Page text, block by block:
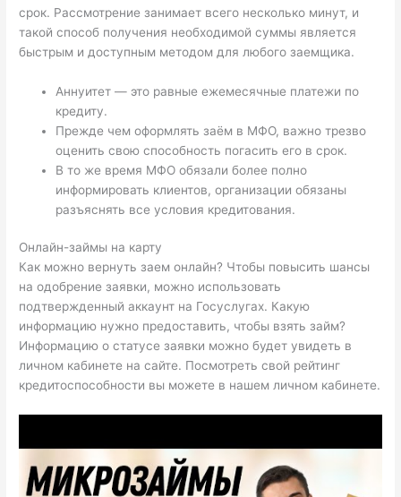
срок. Рассмотрение занимает всего несколько минут, и
такой способ получения необходимой суммы является
быстрым и доступным методом для любого заемщика.
Аннуитет — это равные ежемесячные платежи по
кредиту.
Прежде чем оформлять заём в МФО, важно трезво
оценить свою способность погасить его в срок.
В то же время МФО обязали более полно
информировать клиентов, организации обязаны
разъяснять все условия кредитования.
Онлайн-займы на карту
Как можно вернуть заем онлайн? Чтобы повысить шансы
на одобрение заявки, можно использовать
подтвержденный аккаунт на Госуслугах. Какую
информацию нужно предоставить, чтобы взять займ?
Информацию о статусе заявки можно будет увидеть в
личном кабинете на сайте. Посмотреть свой рейтинг
кредитоспособности вы можете в нашем личном кабинете.